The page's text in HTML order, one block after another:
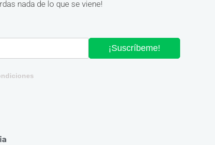
nada de lo que se viene!
¡Suscríbeme!